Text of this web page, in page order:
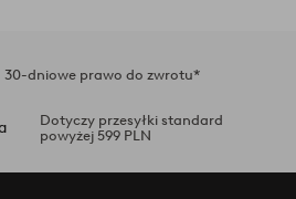
30-dniowe prawo do zwrotu*
Dotyczy przesyłki standard
powyżej 599 PLN